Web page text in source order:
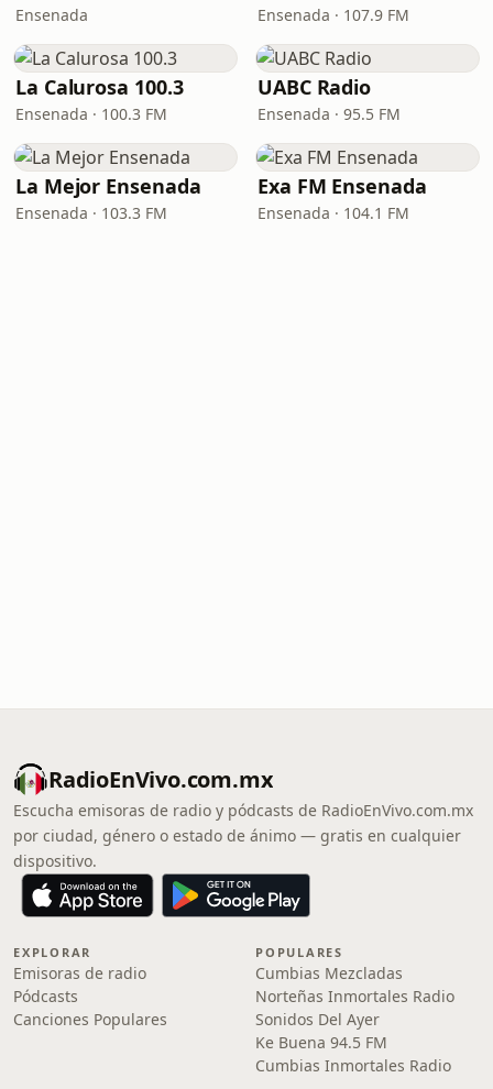
Ensenada Ensenada · 107.9 FM
La Calurosa 100.3
Ensenada · 100.3 FM
UABC Radio
Ensenada · 95.5 FM
La Mejor Ensenada
Ensenada · 103.3 FM
Exa FM Ensenada
Ensenada · 104.1 FM
RadioEnVivo.com.mx
Escucha emisoras de radio y pódcasts de RadioEnVivo.com.mx
por ciudad, género o estado de ánimo — gratis en cualquier
dispositivo.
EXPLORAR
Emisoras de radio
Pódcasts
Canciones Populares
POPULARES
Cumbias Mezcladas
Norteñas Inmortales Radio
Sonidos Del Ayer
Ke Buena 94.5 FM
Cumbias Inmortales Radio